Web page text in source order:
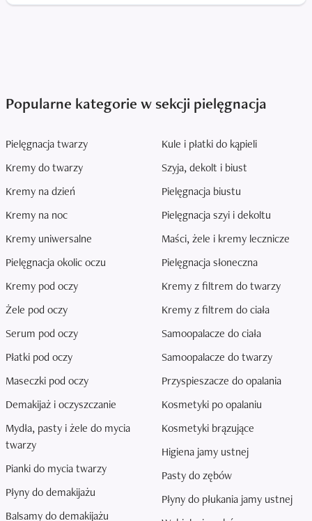
Popularne kategorie w sekcji pielęgnacja
Pielęgnacja twarzy
Kremy do twarzy
Kremy na dzień
Kremy na noc
Kremy uniwersalne
Pielęgnacja okolic oczu
Kremy pod oczy
Żele pod oczy
Serum pod oczy
Płatki pod oczy
Maseczki pod oczy
Demakijaż i oczyszczanie
Mydła, pasty i żele do mycia
twarzy
Pianki do mycia twarzy
Płyny do demakijażu
Balsamy do demakijażu
Kule i płatki do kąpieli
Szyja, dekolt i biust
Pielęgnacja biustu
Pielęgnacja szyi i dekoltu
Maści, żele i kremy lecznicze
Pielęgnacja słoneczna
Kremy z filtrem do twarzy
Kremy z filtrem do ciała
Samoopalacze do ciała
Samoopalacze do twarzy
Przyspieszacze do opalania
Kosmetyki po opalaniu
Kosmetyki brązujące
Higiena jamy ustnej
Pasty do zębów
Płyny do płukania jamy ustnej